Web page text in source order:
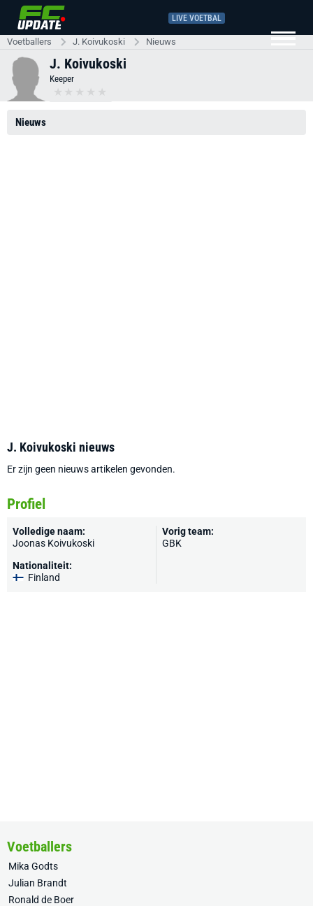
LIVE VOETBAL
Voetballers J. Koivukoski Nieuws
J. Koivukoski
Keeper
Nieuws
J. Koivukoski nieuws
Er zijn geen nieuws artikelen gevonden.
Profiel
Volledige naam:
Joonas Koivukoski
Nationaliteit:
Finland
Vorig team:
GBK
Voetballers
Mika Godts
Julian Brandt
Ronald de Boer